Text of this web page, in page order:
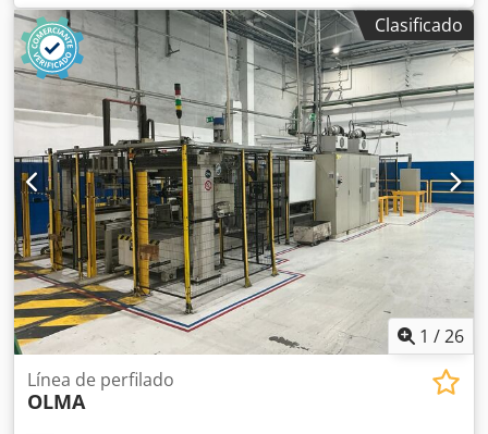
Clasificado
1 /26
Línea de perfilado
OLMA